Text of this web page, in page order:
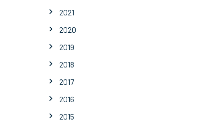
2021
2020
2019
2018
2017
2016
2015